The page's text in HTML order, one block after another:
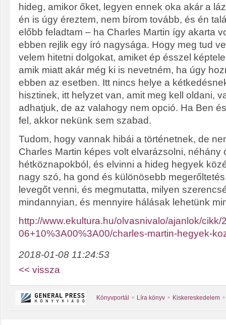
hideg, amikor őket, legyen ennek oka akár a
én is úgy éreztem, nem bírom tovább, és én
előbb feladtam – ha Charles Martin így akarta
ebben rejlik egy író nagysága. Hogy meg tud
velem hitetni dolgokat, amiket ép ésszel
amik miatt akár még ki is nevetném, ha úgy
ebben az esetben. Itt nincs helye a
hisztinek, itt helyzet van, amit meg kell oldani,
adhatjuk, de az valahogy nem opció. Ha Ben
fel, akkor nekünk sem szabad.
Tudom, hogy vannak hibái a történetnek, de
Charles Martin képes volt elvarázsolni, néhány
hétköznapokból, és elvinni a hideg hegyek
nagy szó, ha gond és különösebb
levegőt venni, és megmutatta, milyen
mindannyian, és mennyire hálásak lehetünk
http://www.ekultura.hu/olvasnivalo/ajanlok/cikk/
06+10%3A00%3A00/charles-martin-hegyek-
2018-01-08 11:24:53
<< vissza
Könyvportál Líra könyv Kiskereskedelem